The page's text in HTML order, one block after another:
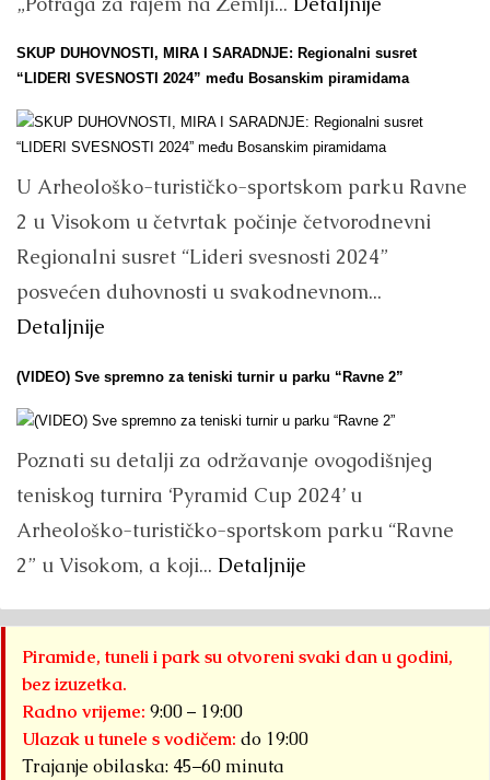
SKUP DUHOVNOSTI, MIRA I SARADNJE: Regionalni susret
“LIDERI SVESNOSTI 2024” među Bosanskim piramidama
U Arheološko-turističko-sportskom parku Ravne
2 u Visokom u četvrtak počinje četvorodnevni
Regionalni susret “Lideri svesnosti 2024”
posvećen duhovnosti u svakodnevnom...
Detaljnije
(VIDEO) Sve spremno za teniski turnir u parku “Ravne 2”
Poznati su detalji za održavanje ovogodišnjeg
teniskog turnira ‘Pyramid Cup 2024’ u
Arheološko-turističko-sportskom parku “Ravne
2” u Visokom, a koji... Detaljnije
Piramide, tuneli i park su otvoreni svaki dan u godini,
bez izuzetka.
Radno vrijeme: 9:00 – 19:00
Ulazak u tunele s vodičem: do 19:00
Trajanje obilaska: 45–60 minuta